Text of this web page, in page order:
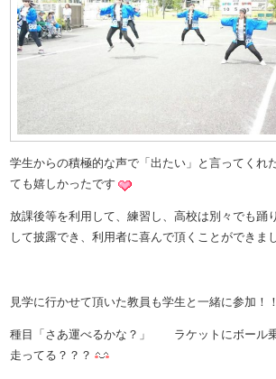
学生からの積極的な声で「出たい」と言ってくれ
ても嬉しかったです
放課後等を利用して、練習し、高校は別々でも踊
して披露でき、利用者に喜んで頂くことができま
見学に行かせて頂いた教員も学生と一緒に参加！！
種目「さあ運べるかな？」 ラケットにボー
走ってる？？？